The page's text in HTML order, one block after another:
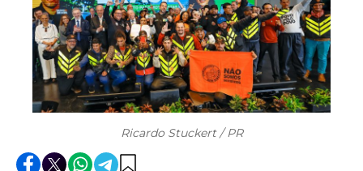
Ricardo Stuckert / PR